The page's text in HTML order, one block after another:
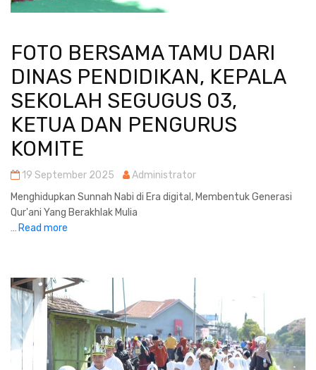
FOTO BERSAMA TAMU DARI
DINAS PENDIDIKAN, KEPALA
SEKOLAH SEGUGUS 03,
KETUA DAN PENGURUS
KOMITE
19 September 2025
Administrator
Menghidupkan Sunnah Nabi di Era digital, Membentuk Generasi
Qur'ani Yang Berakhlak Mulia
... Read more